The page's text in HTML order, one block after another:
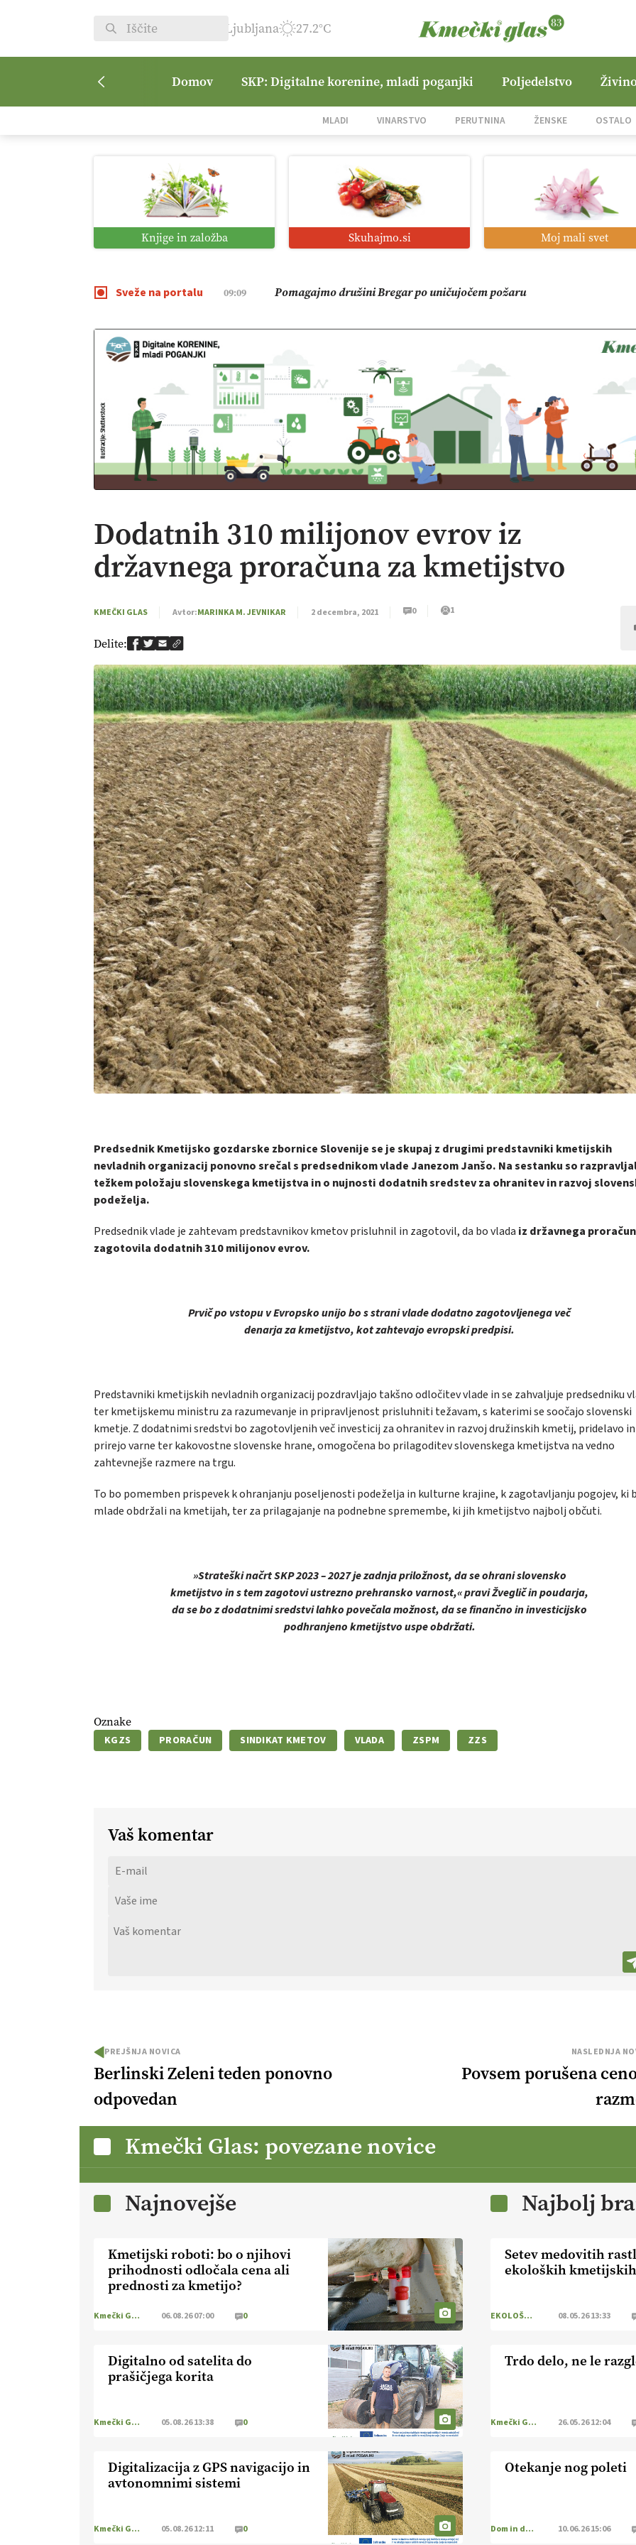
Ljubljana 27.2°C
Domov SKP: Digitalne korenine, mladi poganjki Poljedelstvo
MLADI VINARSTVO PERUTNINA ŽENSKE OSTALO
Knjige in založba Skuhajmo.si Moj mali svet
Sveže na portalu
07:00 Kmetijski roboti: bo o njihovi prihodnosti odločala cena ali prednosti
12:11 Digitalizacija z GPS navigacijo in avtonomnimi sistemi
09:09 Pomagajmo družini Bregar po uničujočem požaru
08:45 Vročina in suša obremenjujeta evropsko kmetijstvo
Dodatnih 310 milijonov evrov iz
državnega proračuna za kmetijstvo
KMEČKI GLAS Avtor:MARINKA M. JEVNIKAR 2 decembra, 2021 0 1
Delite:
Predsednik Kmetijsko gozdarske zbornice Slovenije se je skupaj z drugimi predstavniki kmetijskih
nevladnih organizacij ponovno srečal s predsednikom vlade Janezom Janšo. Na sestanku so
težkem položaju slovenskega kmetijstva in o nujnosti dodatnih sredstev za ohranitev in razvoj
podeželja.
Predsednik vlade je zahtevam predstavnikov kmetov prisluhnil in zagotovil, da bo vlada iz državnega
zagotovila dodatnih 310 milijonov evrov.
Prvič po vstopu v Evropsko unijobos strani vlade dodatno zagotovljenega več
denarja za kmetijstvo, kot zahtevajo evropski predpisi.
Predstavniki kmetijskih nevladnih organizacij pozdravljajo takšno odločitev vlade in se zahvaljuje predsedniku
ter kmetijskemu ministru za razumevanje in pripravljenost prisluhniti težavam, s katerimi se soočajo slovenski
kmetje. Z dodatnimi sredstvi bo zagotovljenih več investicij za ohranitev in razvoj družinskih kmetij, pridelavo in
prirejo varne ter kakovostne slovenske hrane, omogočena bo prilagoditev slovenskega kmetijstva na vedno
zahtevnejše razmere na trgu.
To bo pomemben prispevek k ohranjanju poseljenosti podeželja in kulturne krajine, k zagotavljanju pogojev, ki
mlade obdržali na kmetijah, ter za prilagajanje na podnebne spremembe, ki jih kmetijstvo najbolj občuti.
»Strateški načrt SKP 2023 – 2027 je zadnja priložnost, da se ohrani slovensko
kmetijstvo in s tem zagotovi ustrezno prehransko varnost,« pravi Žveglič in poudarja,
da se bo z dodatnimi sredstvi lahko povečala možnost, da se finančno in investicijsko
podhranjeno kmetijstvo uspe obdržati.
Oznake
KGZS PRORAČUN SINDIKAT KMETOV VLADA ZSPM ZZS
Vaš komentar
PREJŠNJA NOVICA
Berlinski Zeleni teden ponovno
odpovedan
NASLEDNJA
Povsem porušena
Kmečki Glas: povezane novice
Najnovejše
Kmetijski roboti: bo o njihovi
prihodnosti odločala cena ali
prednosti za kmetijo?
Kmečki Glas 06.08.26 07:00 0
Digitalno od satelita do
prašičjega korita
Kmečki Glas 05.08.26 13:38 0
Digitalizacija z GPS navigacijo in
avtonomnimi sistemi
Kmečki Glas 05.08.26 12:11 0
Najbolj
Setev medovitih
ekoloških
EKOLOŠKO LOGIČNO 08.05.26 13:33
Trdo delo, ne le
Kmečki Glas 26.05.26 12:04
Otekanje nog poleti
Dom in družina 10.06.26 15:06